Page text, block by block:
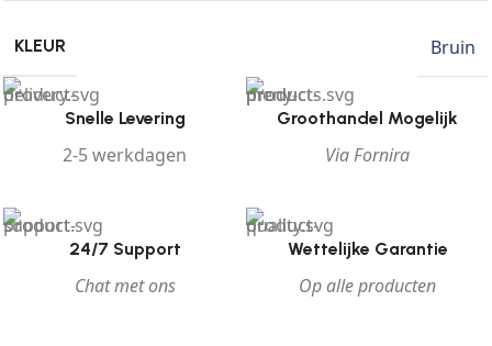
KLEUR Bruin
Snelle Levering
2-5 werkdagen
Groothandel Mogelijk
Via Fornira
24/7 Support
Chat met ons
Wettelijke Garantie
Op alle producten